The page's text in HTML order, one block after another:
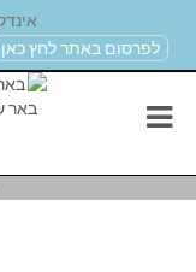
לפרסום באתר לחץ כאן